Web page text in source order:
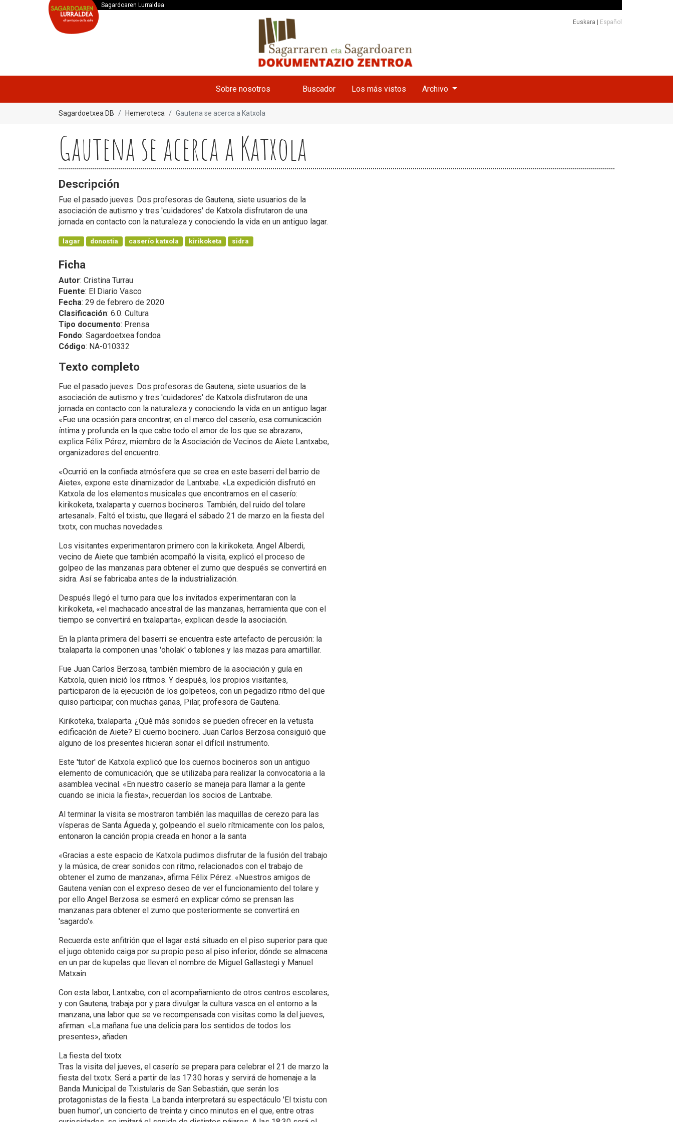
Sagardoaren Lurraldea
Euskara Español
Sobre nosotros Buscador Los más vistos Archivo
Sagardoetxea DB Hemeroteca Gautena se acerca a Katxola
Gautena se acerca a Katxola
Descripción
Fue el pasado jueves. Dos profesoras de Gautena, siete usuarios de la
asociación de autismo y tres 'cuidadores' de Katxola disfrutaron de una
jornada en contacto con la naturaleza y conociendo la vida en un antiguo lagar.
lagar donostia caserío katxola kirikoketa sidra
Ficha
Autor: Cristina Turrau
Fuente: El Diario Vasco
Fecha: 29 de febrero de 2020
Clasificación: 6.0. Cultura
Tipo documento: Prensa
Fondo: Sagardoetxea fondoa
Código: NA-010332
Texto completo
Fue el pasado jueves. Dos profesoras de Gautena, siete usuarios de la
asociación de autismo y tres 'cuidadores' de Katxola disfrutaron de una
jornada en contacto con la naturaleza y conociendo la vida en un antiguo lagar.
«Fue una ocasión para encontrar, en el marco del caserío, esa comunicación
íntima y profunda en la que cabe todo el amor de los que se abrazan»,
explica Félix Pérez, miembro de la Asociación de Vecinos de Aiete Lantxabe,
organizadores del encuentro.
«Ocurrió en la confiada atmósfera que se crea en este baserri del barrio de
Aiete», expone este dinamizador de Lantxabe. «La expedición disfrutó en
Katxola de los elementos musicales que encontramos en el caserío:
kirikoketa, txalaparta y cuernos bocineros. También, del ruido del tolare
artesanal». Faltó el txistu, que llegará el sábado 21 de marzo en la fiesta del
txotx, con muchas novedades.
Los visitantes experimentaron primero con la kirikoketa. Angel Alberdi,
vecino de Aiete que también acompañó la visita, explicó el proceso de
golpeo de las manzanas para obtener el zumo que después se convertirá en
sidra. Así se fabricaba antes de la industrialización.
Después llegó el turno para que los invitados experimentaran con la
kirikoketa, «el machacado ancestral de las manzanas, herramienta que con el
tiempo se convertirá en txalaparta», explican desde la asociación.
En la planta primera del baserri se encuentra este artefacto de percusión: la
txalaparta la componen unas 'oholak' o tablones y las mazas para amartillar.
Fue Juan Carlos Berzosa, también miembro de la asociación y guía en
Katxola, quien inició los ritmos. Y después, los propios visitantes,
participaron de la ejecución de los golpeteos, con un pegadizo ritmo del que
quiso participar, con muchas ganas, Pilar, profesora de Gautena.
Kirikoteka, txalaparta. ¿Qué más sonidos se pueden ofrecer en la vetusta
edificación de Aiete? El cuerno bocinero. Juan Carlos Berzosa consiguió que
alguno de los presentes hicieran sonar el difícil instrumento.
Este 'tutor' de Katxola explicó que los cuernos bocineros son un antiguo
elemento de comunicación, que se utilizaba para realizar la convocatoria a la
asamblea vecinal. «En nuestro caserío se maneja para llamar a la gente
cuando se inicia la fiesta», recuerdan los socios de Lantxabe.
Al terminar la visita se mostraron también las maquillas de cerezo para las
vísperas de Santa Águeda y, golpeando el suelo rítmicamente con los palos,
entonaron la canción propia creada en honor a la santa
«Gracias a este espacio de Katxola pudimos disfrutar de la fusión del trabajo
y la música, de crear sonidos con ritmo, relacionados con el trabajo de
obtener el zumo de manzana», afirma Félix Pérez. «Nuestros amigos de
Gautena venían con el expreso deseo de ver el funcionamiento del tolare y
por ello Angel Berzosa se esmeró en explicar cómo se prensan las
manzanas para obtener el zumo que posteriormente se convertirá en
'sagardo'».
Recuerda este anfitrión que el lagar está situado en el piso superior para que
el jugo obtenido caiga por su propio peso al piso inferior, dónde se almacena
en un par de kupelas que llevan el nombre de Miguel Gallastegi y Manuel
Matxain.
Con esta labor, Lantxabe, con el acompañamiento de otros centros escolares,
y con Gautena, trabaja por y para divulgar la cultura vasca en el entorno a la
manzana, una labor que se ve recompensada con visitas como la del jueves,
afirman. «La mañana fue una delicia para los sentidos de todos los
presentes», añaden.
La fiesta del txotx
Tras la visita del jueves, el caserío se prepara para celebrar el 21 de marzo la
fiesta del txotx. Será a partir de las 17:30 horas y servirá de homenaje a la
Banda Municipal de Txistularis de San Sebastián, que serán los
protagonistas de la fiesta. La banda interpretará su espectáculo 'El txistu con
buen humor', un concierto de treinta y cinco minutos en el que, entre otras